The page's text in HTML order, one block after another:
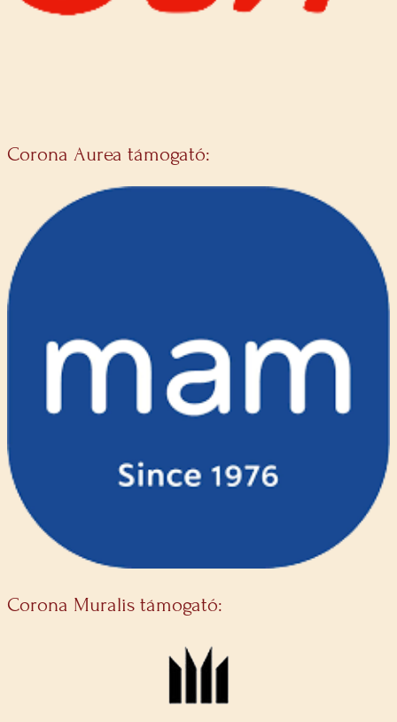
Corona Aurea támogató:
Corona Muralis támogató: